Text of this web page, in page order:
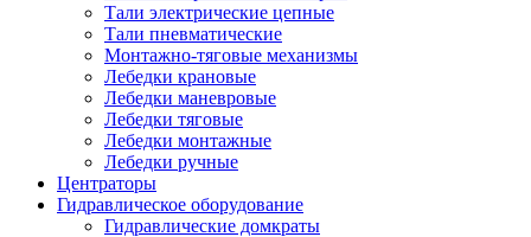
Тали электрические цепные
Тали пневматические
Монтажно-тяговые механизмы
Лебедки крановые
Лебедки маневровые
Лебедки тяговые
Лебедки монтажные
Лебедки ручные
Центраторы
Гидравлическое оборудование
Гидравлические домкраты